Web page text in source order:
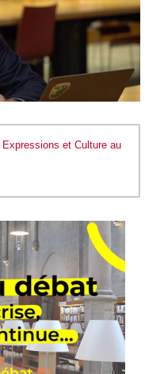
Expressions et Culture au